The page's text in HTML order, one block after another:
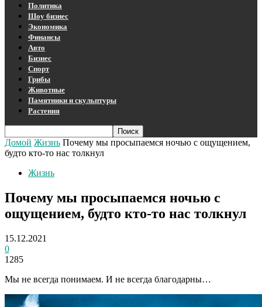
Политика
Шоу бизнес
Экономика
Финансы
Авто
Бизнес
Спорт
Грибы
Животные
Памятники и скульптуры
Растения
Домой Жизнь Почему мы просыпаемся ночью с ощущением,
будто кто-то нас толкнул
Жизнь
Почему мы просыпаемся ночью с
ощущением, будто кто-то нас толкнул
15.12.2021
0
1285
Мы не всегда понимаем. И не всегда благодарны…